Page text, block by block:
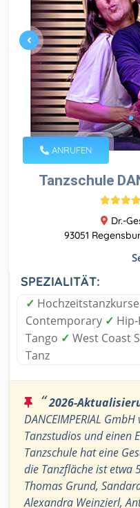
ANRUFEN
Tanzschule
Dr.-
93051
SPEZIALITÄT:
✓ Hochzeitstanzkurse
Contemporary ✓
Tango ✓ West Coast
Tanz
“2026-
DANCEIMPERIAL
Tanzstudios und einen
Tanzschule hat eine
die Tanzfläche ist etwa
Thomas Grund,
Alexandra Weinzierl,